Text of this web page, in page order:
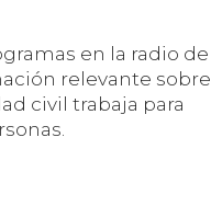
en la radio de
relevante sobre
civil trabaja para